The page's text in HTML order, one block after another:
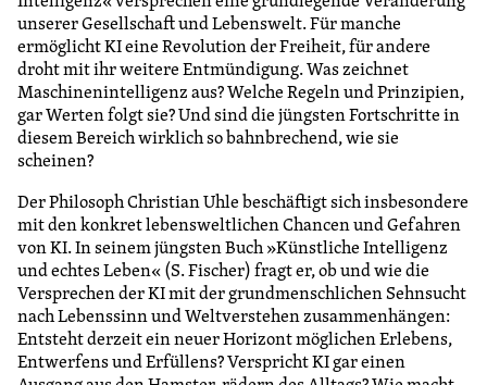
unserer Gesellschaft und Lebenswelt. Für manche
ermöglicht KI eine Revolution der Freiheit, für andere
droht mit ihr weitere Entmündigung. Was zeichnet
Maschinenintelligenz aus? Welche Regeln und Prinzipien,
gar Werten folgt sie? Und sind die jüngsten Fortschritte in
diesem Bereich wirklich so bahnbrechend, wie sie
scheinen?
Der Philosoph Christian Uhle beschäftigt sich insbesondere
mit den konkret lebensweltlichen Chancen und Gefahren
von KI. In seinem jüngsten Buch »Künstliche Intelligenz
und echtes Leben« (S. Fischer) fragt er, ob und wie die
Versprechen der KI mit der grundmenschlichen Sehnsucht
nach Lebenssinn und Weltverstehen zusammenhängen:
Entsteht derzeit ein neuer Horizont möglichen Erlebens,
Entwerfens und Erfüllens? Verspricht KI gar einen